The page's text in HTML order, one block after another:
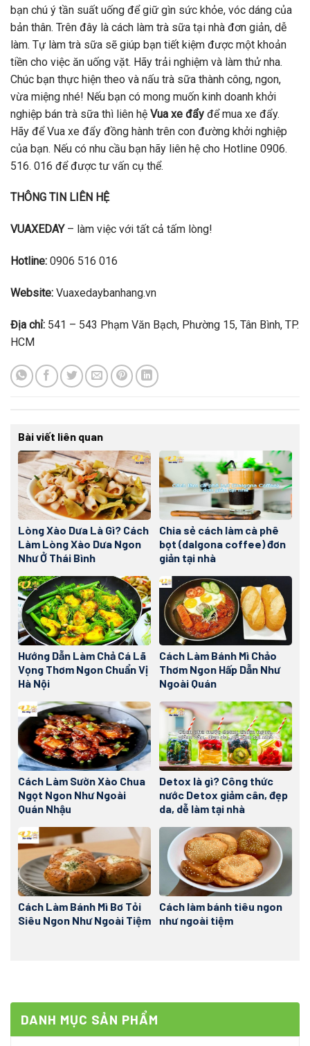
DANH MỤC SẢN PHẨM
bạn chú ý tần suất uống để giữ gìn sức khỏe, vóc dáng của
bản thân. Trên đây là cách làm trà sữa tại nhà đơn giản, dễ
làm. Tự làm trà sữa sẽ giúp bạn tiết kiệm được một khoản
tiền cho việc ăn uống vặt. Hãy trải nghiệm và làm thử nha.
Chúc bạn thực hiện theo và nấu trà sữa thành công, ngon,
vừa miệng nhé! Nếu bạn có mong muốn kinh doanh khởi
nghiệp bán trà sữa thì liên hệ Vua xe đẩy để mua xe đẩy.
Hãy để Vua xe đẩy đồng hành trên con đường khởi nghiệp
của bạn. Nếu có nhu cầu bạn hãy liên hệ cho Hotline 0906.
516. 016 để được tư vấn cụ thể.
THÔNG TIN LIÊN HỆ
VUAXEDAY– làm việc với tất cả tấm lòng!
Hotline: 0906 516 016
Website: Vuaxedaybanhang.vn
Địa chỉ: 541 – 543 Phạm Văn Bạch, Phường 15, Tân Bình, TP.
HCM
Bài viết liên quan
Lòng Xào Dưa Là Gì? Cách
Làm Lòng Xào Dưa Ngon
Như Ở Thái Bình
Chia sẻ cách làm cà phê
bọt (dalgona coffee) đơn
giản tại nhà
Hướng Dẫn Làm Chả Cá Lã
Vọng Thơm Ngon Chuẩn Vị
Hà Nội
Cách Làm Bánh Mì Chảo
Thơm Ngon Hấp Dẫn Như
Ngoài Quán
Cách Làm Sườn Xào Chua
Ngọt Ngon Như Ngoài
Quán Nhậu
Detox là gì? Công thức
nước Detox giảm cân, đẹp
da, dễ làm tại nhà
Cách Làm Bánh Mì Bơ Tỏi
Siêu Ngon Như Ngoài Tiệm
Cách làm bánh tiêu ngon
như ngoài tiệm